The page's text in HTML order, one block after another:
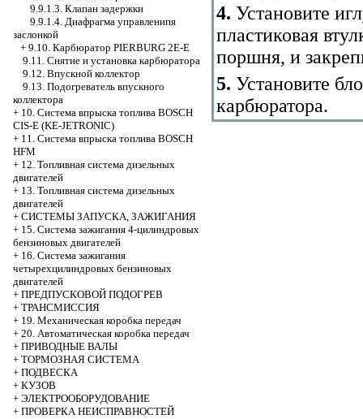
9.9.1.3. Клапан задержки
9.9.1.4. Диафрагма управленипя
заслонкой
+ 9.10. Карбюратор PIERBURG 2E-E
9.11. Снятие и установка карбюратора
9.12. Впускной коллектор
9.13. Подогреватель впускного
коллектора
+ 10. Система впрыска топлива BOSCH
CIS-E (KE-JETRONIC)
+ 11. Система впрыска топлива BOSCH
HFM
+ 12. Топливная система дизельных
двигателей
+ 13. Топливная система дизельных
двигателей
+ СИСТЕМЫ ЗАПУСКА, ЗАЖИГАНИЯ
+ 15. Система зажигания 4-цилиндровых
бензиновых двигателей
+ 16. Система зажигания
четырехцилиндровых бензиновых
двигателей
+ ПРЕДПУСКОВОЙ ПОДОГРЕВ
+ ТРАНСМИССИЯ
+ 19. Механическая коробка передач
+ 20. Автоматическая коробка передач
+ ПРИВОДНЫЕ ВАЛЫ
+ ТОРМОЗНАЯ СИСТЕМА
+ ПОДВЕСКА
+ КУЗОВ
+ ЭЛЕКТРООБОРУДОВАНИЕ
+ ПРОВЕРКА НЕИСПРАВНОСТЕЙ
4. Установите
пластиковая
поршня, и
5. Установите
карбюратора.